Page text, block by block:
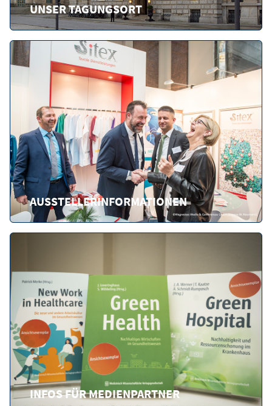
UNSER TAGUNGSORT
AUSSTELLERINFORMATIONEN
INFOS FÜR MEDIENPARTNER